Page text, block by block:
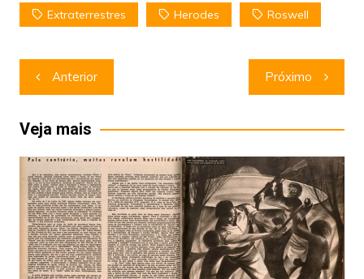
Extraterrestres Herodes Roswell
Navegação
de
Post
Anterior Próximo
Veja mais